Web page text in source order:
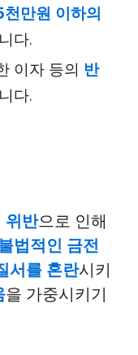
천만원 이하의
다.
이자 등의 반
다.
위반으로 인해
법적인 금전
서를 혼란시키
을 가중시키기